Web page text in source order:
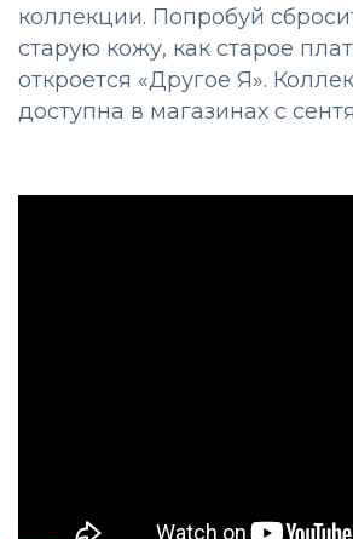
коллекции. Попробуй
старую кожу, как старое
откроется «Другое Я».
доступна в магазинах с